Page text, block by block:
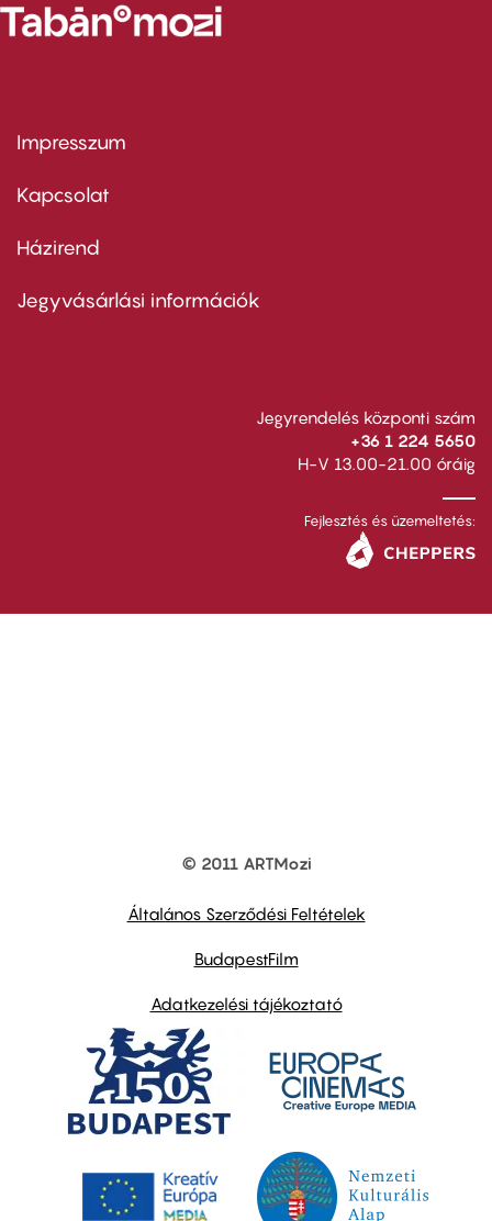
Footer
first
Impresszum
Kapcsolat
Footer
second
Házirend
Jegyvásárlási információk
Jegyrendelés központi szám
+36 1 224 5650
H-V 13.00-21.00 óráig
Fejlesztés és üzemeltetés:
© 2011 ARTMozi
Általános Szerződési Feltételek
BudapestFilm
Adatkezelési tájékoztató